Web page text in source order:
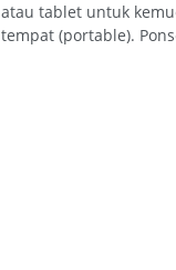
atau tablet untuk
tempat (portable).